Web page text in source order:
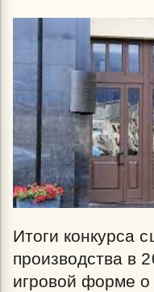
Итоги конкурса
производства в
игровой форме